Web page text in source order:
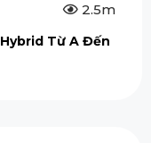
2.5m
Từ A Đến